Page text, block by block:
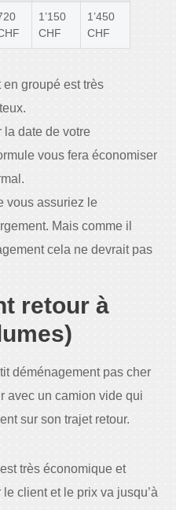
1’150
CHF
1’450
CHF
en groupé est très
la date de votre
vous fera économiser
vous assuriez le
Mais comme il
cela ne devrait pas
retour à
déménagement pas cher
avec un camion vide qui
sur son trajet retour.
très économique et
client et le prix va jusqu’à